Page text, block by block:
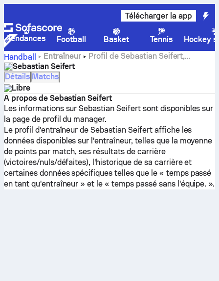
Télécharger la app
Tendances Football Basket Tennis
Hockey
Handball
Entraîneur
Profil de Sebastian Seifert,
statistiques et historique de carrière
Sebastian Seifert
Détails Matchs
Libre
A propos de Sebastian Seifert
Les informations sur Sebastian Seifert sont disponibles sur
la page de profil du manager.
Le profil d'entraîneur de Sebastian Seifert affiche les
données disponibles sur l'entraîneur, telles que la moyenne
de points par match, ses résultats de carrière
(victoires/nuls/défaites), l'historique de sa carrière et
certaines données spécifiques telles que le « temps passé
en tant qu'entraîneur » et le « temps passé sans l'équipe. ».